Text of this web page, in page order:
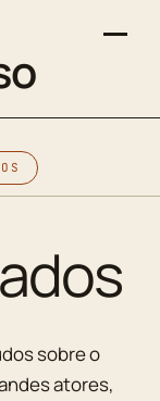
sobre o
atores,